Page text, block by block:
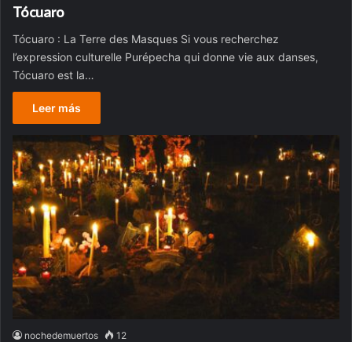
Tócuaro
Tócuaro : La Terre des Masques Si vous recherchez
l’expression culturelle Purépecha qui donne vie aux danses,
Tócuaro est la…
Leer más
nochedemuertos 12